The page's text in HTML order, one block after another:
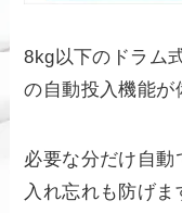
8kg以下のドラム
の自動投入機能が
必要な分だけ自動
入れ忘れも防げま